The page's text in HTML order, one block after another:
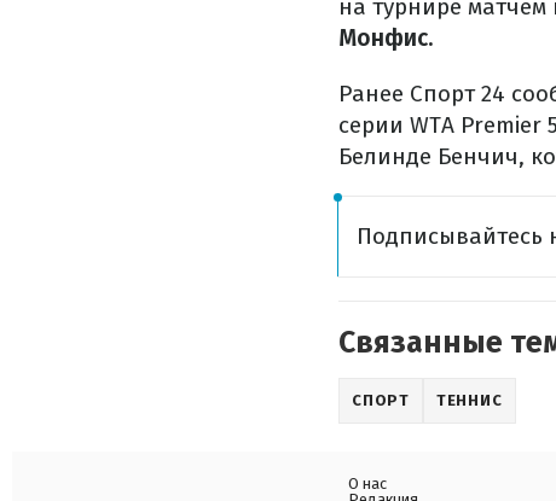
на турнире
Монфис.
Ранее Спорт 24
серии WTA
Белинде Бенчич,
Подписывайтесь
Связанные
СПОРТ ТЕННИС
О нас